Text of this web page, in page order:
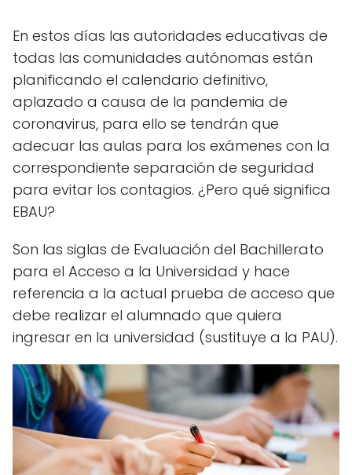
En estos días las autoridades educativas de
todas las comunidades autónomas están
planificando el calendario definitivo,
aplazado a causa de la pandemia de
coronavirus, para ello se tendrán que
adecuar las aulas para los exámenes con la
correspondiente separación de seguridad
para evitar los contagios. ¿Pero qué significa
EBAU?
Son las siglas de Evaluación del Bachillerato
para el Acceso a la Universidad y hace
referencia a la actual prueba de acceso que
debe realizar el alumnado que quiera
ingresar en la universidad (sustituye a la PAU).